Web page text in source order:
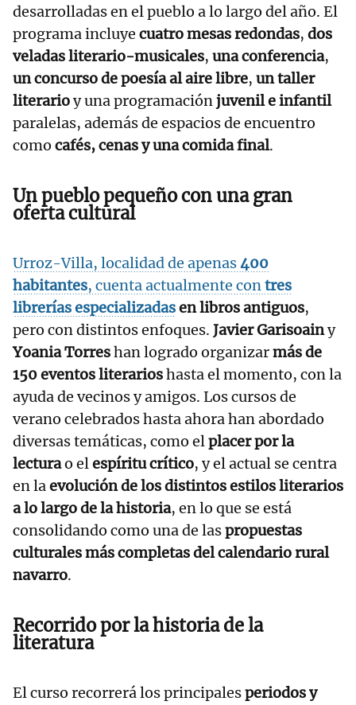
desarrolladas en el pueblo a lo largo del año. El
programa incluye cuatro mesas redondas, dos
veladas literario-musicales, una conferencia,
un concurso de poesía al aire libre, un taller
literarioy una programaciónjuvenil e infantil
paralelas, además de espacios de encuentro
como cafés, cenas y una comida final.
Un pueblo pequeño con una gran
oferta cultural
Urroz-Villa, localidad de apenas400
habitantes, cuenta actualmente contres
librerías especializadasen libros antiguos,
pero con distintos enfoques. Javier Garisoainy
Yoania Torreshan logrado organizarmás de
150 eventos literarioshasta el momento, con la
ayuda de vecinos y amigos. Los cursos de
verano celebrados hasta ahora han abordado
diversas temáticas, como elplacer por la
lecturao elespíritu crítico, y el actual se centra
en laevolución de los distintos estilos literarios
a lo largo de la historia, en lo que se está
consolidando como una de laspropuestas
culturales más completas del calendario rural
navarro.
Recorrido por la historia de la
literatura
El curso recorrerá los principalesperiodos y